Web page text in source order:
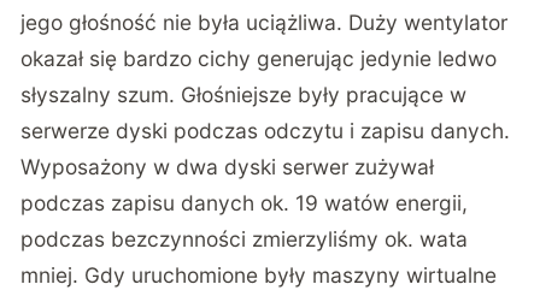
jego głośność nie była uciążliwa. Duży wentylator
okazał się bardzo cichy generując jedynie ledwo
słyszalny szum. Głośniejsze były pracujące w
serwerze dyski podczas odczytu i zapisu danych.
Wyposażony w dwa dyski serwer zużywał
podczas zapisu danych ok. 19 watów energii,
podczas bezczynności zmierzyliśmy ok. wata
mniej. Gdy uruchomione były maszyny wirtualne